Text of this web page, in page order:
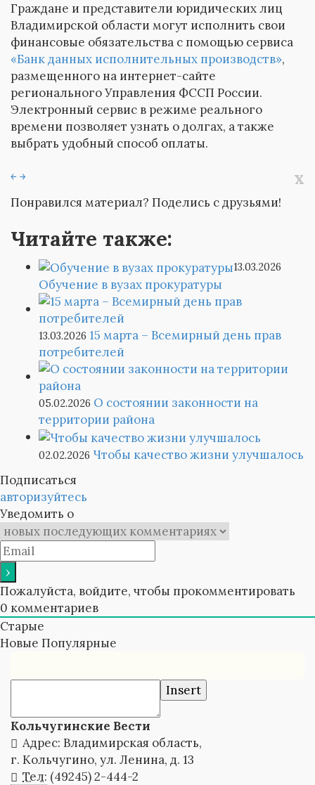
Граждане и представители юридических лиц
Владимирской области могут исполнить свои
финансовые обязательства с помощью сервиса
«Банк данных исполнительных производств»,
размещенного на интернет-сайте
регионального Управления ФССП России.
Электронный сервис в режиме реального
времени позволяет узнать о долгах, а также
выбрать удобный способ оплаты.
￩ ￫ x
Понравился материал? Поделись с друзьями!
Читайте также:
13.03.2026
Обучение в вузах прокуратуры
13.03.2026 15 марта – Всемирный день прав
потребителей
05.02.2026 О состоянии законности на
территории района
02.02.2026 Чтобы качество жизни улучшалось
Подписаться
авторизуйтесь
Уведомить о
Пожалуйста, войдите, чтобы прокомментировать
0 комментариев
Старые
Новые Популярные
Insert
Кольчугинские Вести
Адрес: Владимирская область,
г. Кольчугино, ул. Ленина, д. 13
Тел: (49245) 2-444-2